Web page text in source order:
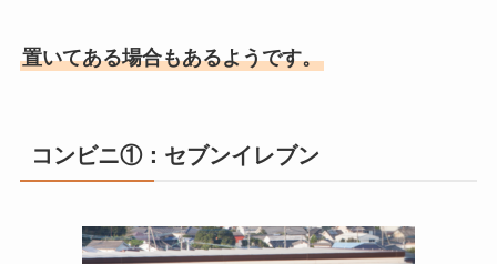
置いてある場合もあるようです。
コンビニ①：セブンイレブン